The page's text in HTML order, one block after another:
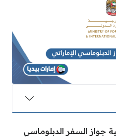
جواز السفر الدبلوماسي